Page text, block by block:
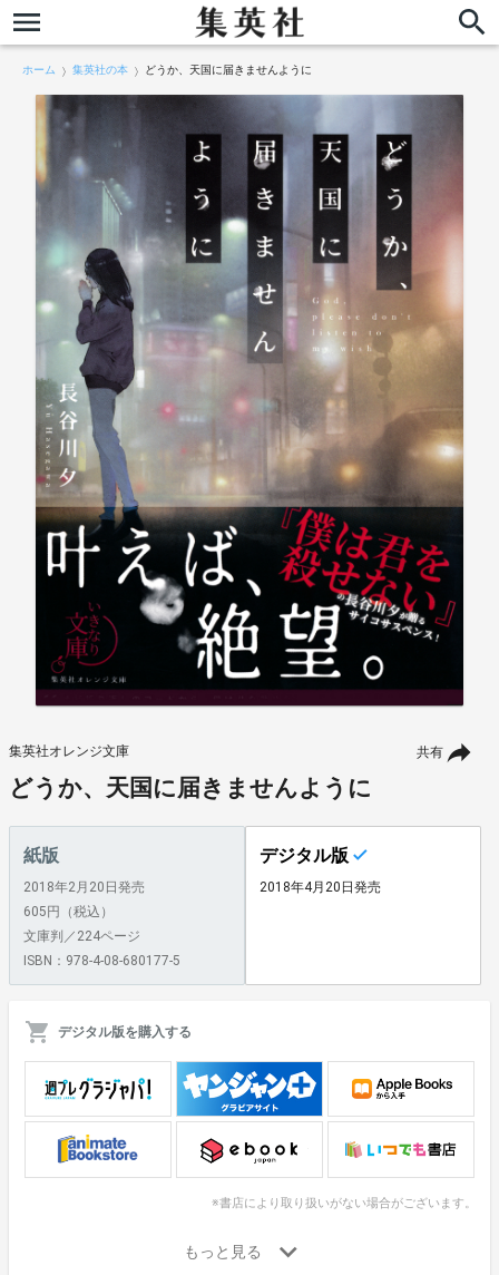
ホーム 集英社の本 どうか、天国に届きませんように
共有
集英社オレンジ文庫
どうか、天国に届きませんように
紙版
2018年2月20日発売
605円（税込）
文庫判／224ページ
ISBN：978-4-08-680177-5
デジタル版
2018年4月20日発売
デジタル版を購入する
※書店により取り扱いがない場合がございます。